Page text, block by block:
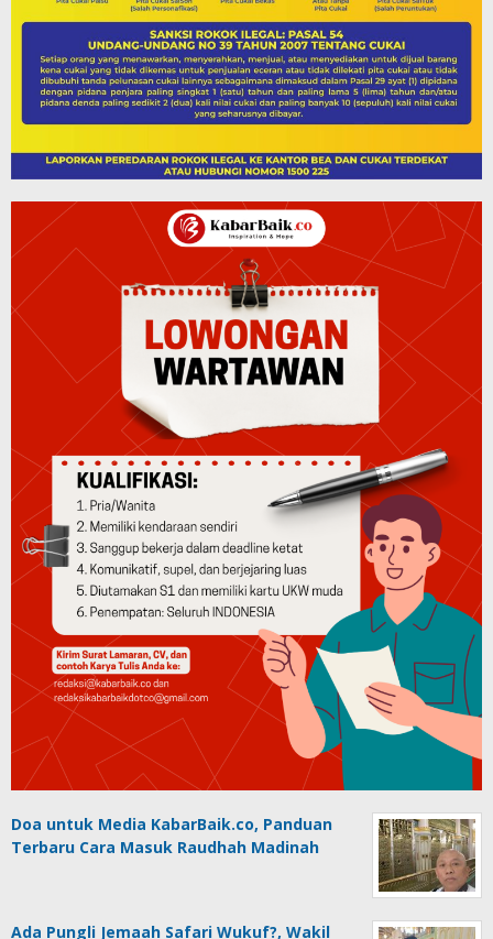
Doa untuk Media KabarBaik.co, Panduan
Terbaru Cara Masuk Raudhah Madinah
Ada Pungli Jemaah Safari Wukuf?, Wakil